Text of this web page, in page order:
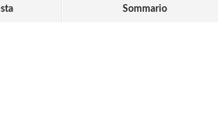
Sommario